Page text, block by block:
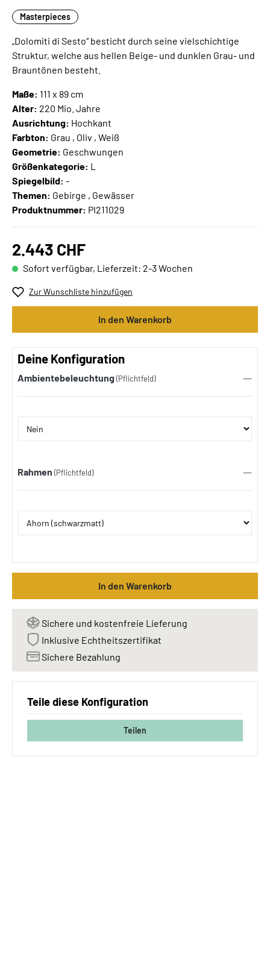
Masterpieces
„Dolomiti di Sesto“ besticht durch seine vielschichtige
Struktur, welche aus hellen Beige- und dunklen Grau- und
Brauntönen besteht.
Maße: 111 x 89 cm
Alter: 220 Mio. Jahre
Ausrichtung: Hochkant
Farbton: Grau , Oliv , Weiß
Geometrie: Geschwungen
Größenkategorie: L
Spiegelbild: -
Themen: Gebirge , Gewässer
Produktnummer: PI211029
2.443 CHF
Sofort verfügbar, Lieferzeit: 2-3 Wochen
Zur Wunschliste hinzufügen
In den Warenkorb
Deine Konfiguration
Ambientebeleuchtung (Pflichtfeld)
Rahmen (Pflichtfeld)
In den Warenkorb
Sichere und kostenfreie Lieferung
Inklusive Echtheitszertifikat
Sichere Bezahlung
Teile diese Konfiguration
Teilen